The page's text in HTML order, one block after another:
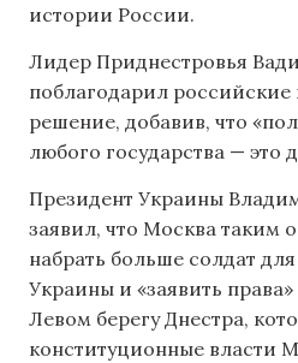
истории России.
Лидер Приднестровья
поблагодарил российские
решение, добавив, что
любого государства — это
Президент Украины
заявил, что Москва таким
набрать больше солдат
Украины и «заявить
Левом берегу Днестра,
конституционные власти